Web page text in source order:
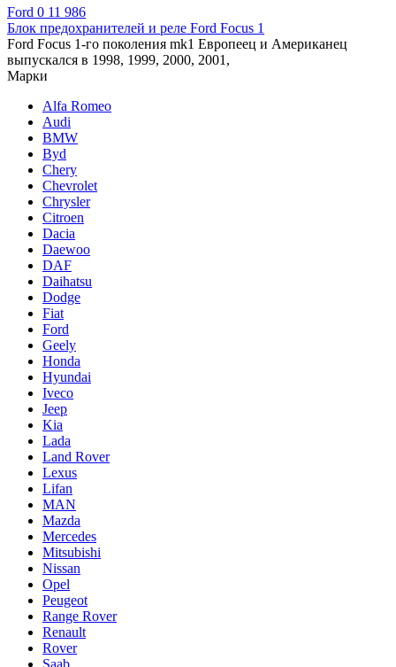
Ford 0 11 986
Блок предохранителей и реле Ford Focus 1
Ford Focus 1-го поколения mk1 Европеец и Американец
выпускался в 1998, 1999, 2000, 2001,
Марки
Alfa Romeo
Audi
BMW
Byd
Chery
Chevrolet
Chrysler
Citroen
Dacia
Daewoo
DAF
Daihatsu
Dodge
Fiat
Ford
Geely
Honda
Hyundai
Iveco
Jeep
Kia
Lada
Land Rover
Lexus
Lifan
MAN
Mazda
Mercedes
Mitsubishi
Nissan
Opel
Peugeot
Range Rover
Renault
Rover
Saab